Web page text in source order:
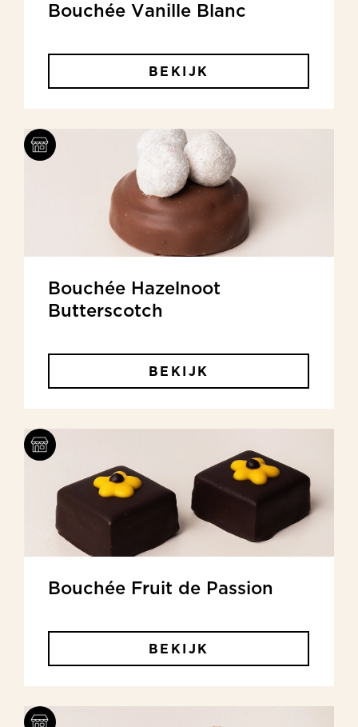
Bouchée Vanille Blanc
BEKIJK
Bouchée Hazelnoot
Butterscotch
BEKIJK
Bouchée Fruit de Passion
BEKIJK